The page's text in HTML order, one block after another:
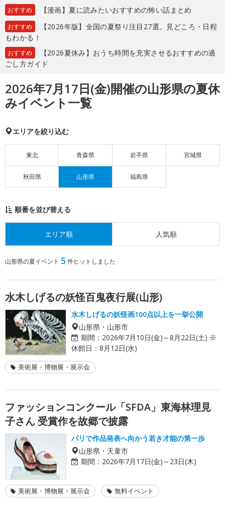
おすすめ 【漫画】夏に読みたいおすすめの怖い話まとめ
おすすめ
【2026年版】全国の夏祭り注目27選。見どころ・日程
もわかる！
おすすめ
【2026夏休み】おうち時間を充実させるおすすめの過
ごし方ガイド
2026年7月17日(金)開催の山形県の夏休
みイベント一覧
エリアを絞り込む
東北 青森県 岩手県 宮城県
秋田県 山形県 福島県
順番を並び替える
エリア順 人気順
山形県の夏イベント 5 件ヒットしました
水木しげるの妖怪百鬼夜行展(山形)
水木しげるの妖怪画100点以上を一挙公開
山形県・山形市
期間： 2026年7月10日(金)～8月22日(土) ※
休館日：8月12日(水)
美術展・博物展・展示会
ファッションコンクール「SFDA」東海林理見
子さん 受賞作を故郷で披露
パリで作品発表へ向かう若き才能の第一歩
山形県・天童市
期間： 2026年7月17日(金)～23日(木)
美術展・博物展・展示会 無料イベント